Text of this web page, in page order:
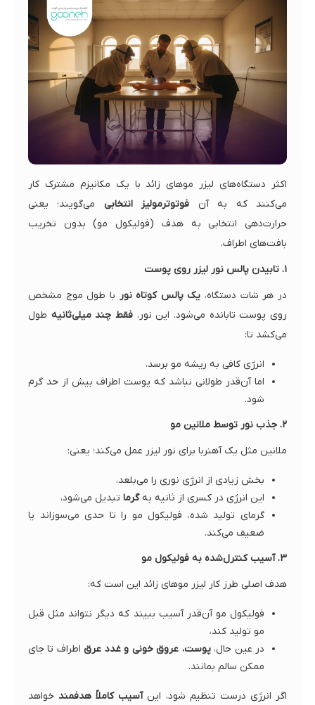
اکثر دستگاه‌های لیزر موهای زائد با یک مکانیزم مشترک کار
می‌کنند که به آن فوتوترمولیز انتخابی می‌گویند؛ یعنی
حرارت‌دهی انتخابی به هدف (فولیکول مو) بدون تخریب
بافت‌های اطراف.
۱. تابیدن پالس نور لیزر روی پوست
در هر شات دستگاه، یک پالس کوتاه نور با طول موج مشخص
روی پوست تابانده می‌شود. این نور، فقط چند میلی‌ثانیه طول
می‌کشد تا:
انرژی کافی به ریشه مو برسد،
اما آن‌قدر طولانی نباشد که پوست اطراف بیش از حد گرم
شود.
۲. جذب نور توسط ملانین مو
ملانین مثل یک آهنربا برای نور لیزر عمل می‌کند؛ یعنی:
بخش زیادی از انرژی نوری را می‌بلعد،
این انرژی در کسری از ثانیه بهگرما تبدیل می‌شود،
گرمای تولید شده، فولیکول مو را تا حدی می‌سوزاند یا
ضعیف می‌کند.
۳. آسیب کنترل‌شده به فولیکول مو
هدف اصلی طرز کار لیزر موهای زائد این است که:
فولیکول مو آن‌قدر آسیب ببیند که دیگر نتواند مثل قبل
مو تولید کند،
در عین حال،پوست، عروق خونی و غدد عرق اطراف تا جای
ممکن سالم بمانند.
اگر انرژی درست تنظیم شود، اینآسیب کاملاً هدفمندخواهد